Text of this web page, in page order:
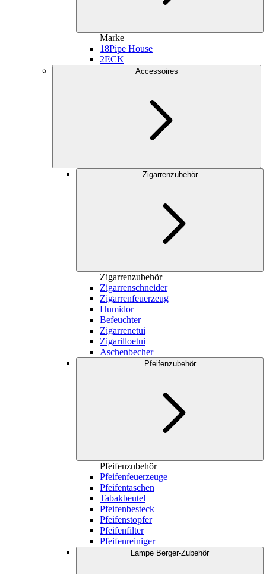
Marke
18Pipe House
2ECK
Accessoires
Zigarrenzubehör
Zigarrenzubehör
Zigarrenschneider
Zigarrenfeuerzeug
Humidor
Befeuchter
Zigarrenetui
Zigarilloetui
Aschenbecher
Pfeifenzubehör
Pfeifenzubehör
Pfeifenfeuerzeuge
Pfeifentaschen
Tabakbeutel
Pfeifenbesteck
Pfeifenstopfer
Pfeifenfilter
Pfeifenreiniger
Lampe Berger-Zubehör